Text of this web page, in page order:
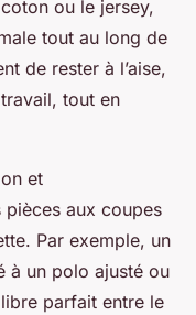
ou le jersey,
tout au long de
de rester à l’aise,
tout en
et
aux coupes
Par exemple, un
à un polo ajusté ou
parfait entre le